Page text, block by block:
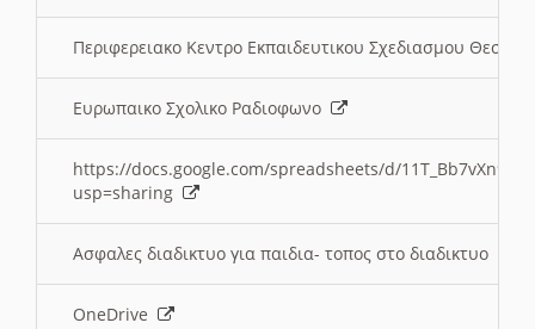
Περιφερειακο Κεντρο Εκπαιδευτικου Σχεδιασμου
Ευρωπαικο Σχολικο Ραδιοφωνο
https://docs.google.com/spreadsheets/d/
usp=sharing
Ασφαλες διαδικτυο για παιδια- τοπος στο διαδικτυο
OneDrive